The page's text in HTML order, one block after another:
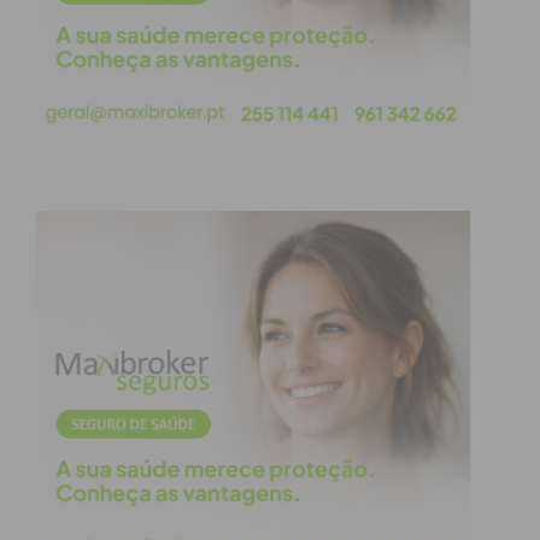
corporativo.
A realidade virtual (RV) tem vindo a ganhar terreno
plataforma única para criar experiências cativantes
e memoráveis que podem ter um impacto
duradouro nos participantes. No contexto do team
building, a realidade virtual permite simular
cenários desafiadores e criar ambientes virtuais
onde as equipas podem colaborar de formas
Benefícios do team
building com realidade